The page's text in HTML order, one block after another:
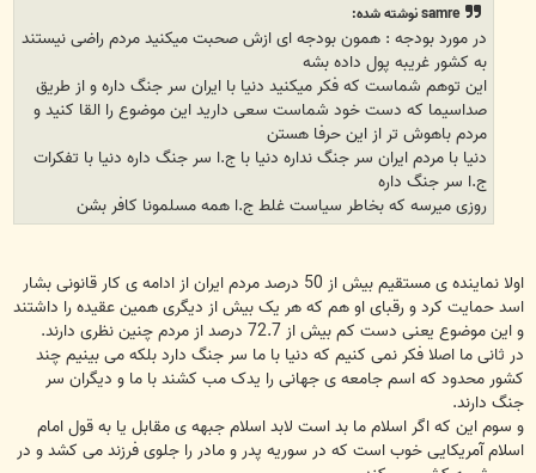
samre نوشته شده:
در مورد بودجه : همون بودجه ای ازش صحبت میکنید مردم راضی نیستند
به کشور غریبه پول داده بشه
این توهم شماست که فکر میکنید دنیا با ایران سر جنگ داره و از طریق
صداسیما که دست خود شماست سعی دارید این موضوع را القا کنید و
مردم باهوش تر از این حرفا هستن
دنیا با مردم ایران سر جنگ نداره دنیا با ج.ا سر جنگ داره دنیا با تفکرات
ج.ا سر جنگ داره
روزی میرسه که بخاطر سیاست غلط ج.ا همه مسلمونا کافر بشن
اولا نماینده ی مستقیم بیش از 50 درصد مردم ایران از ادامه ی کار قانونی بشار
اسد حمایت کرد و رقبای او هم که هر یک بیش از دیگری همین عقیده را داشتند
و این موضوع یعنی دست کم بیش از 72.7 درصد از مردم چنین نظری دارند.
در ثانی ما اصلا فکر نمی کنیم که دنیا با ما سر جنگ دارد بلکه می بینیم چند
کشور محدود که اسم جامعه ی جهانی را یدک مب کشند با ما و دیگران سر
جنگ دارند.
و سوم این که اگر اسلام ما بد است لابد اسلام جبهه ی مقابل یا به قول امام
اسلام آمریکایی خوب است که در سوریه پدر و مادر را جلوی فرزند می کشد و در